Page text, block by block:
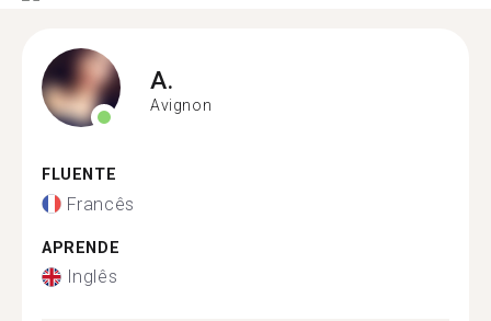
A.
Avignon
FLUENTE
Francês
APRENDE
Inglês